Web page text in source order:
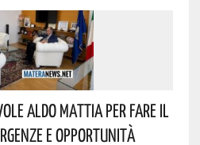
Aldo Mattia Per Fare Il
E Opportunità